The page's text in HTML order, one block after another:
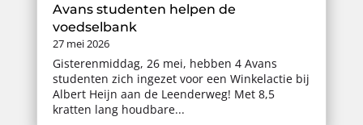
Avans studenten helpen de
voedselbank
27 mei 2026
Gisterenmiddag, 26 mei, hebben 4 Avans
studenten zich ingezet voor een Winkelactie bij
Albert Heijn aan de Leenderweg! Met 8,5
kratten lang houdbare...